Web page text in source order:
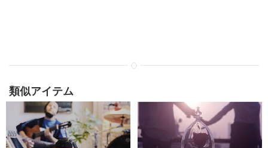
類似アイテム